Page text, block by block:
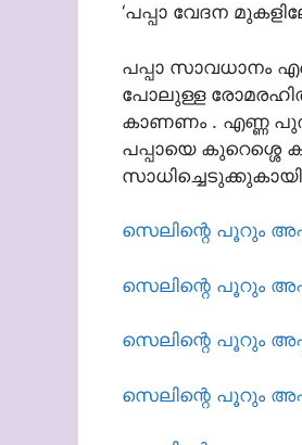
‘പപ്പാ വേദന
പപ്പാ സാവധാനം
പോലുള്ള
കാണണം . എണ്ണ
പപ്പായെ കുറെശ്ശെ
സെലിന്റെ പൂറും
സെലിന്റെ പൂറും
സെലിന്റെ പൂറും
സെലിന്റെ പൂറും